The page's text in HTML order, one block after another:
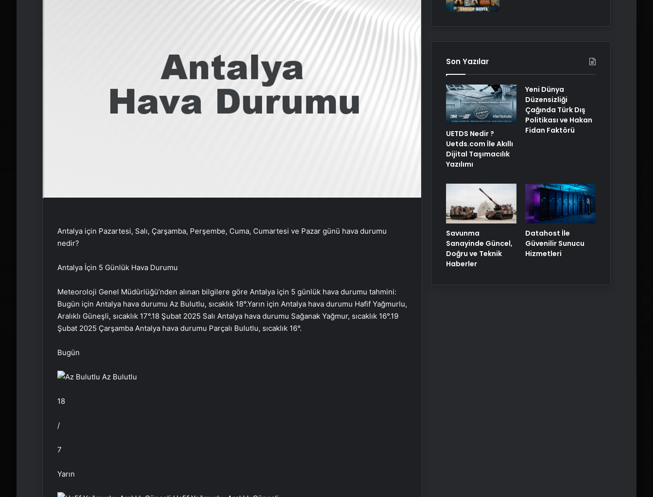
Antalya için Pazartesi, Salı, Çarşamba, Perşembe, Cuma, Cumartesi ve Pazar günü hava durumu
nedir?
Antalya İçin 5 Günlük Hava Durumu
Meteoroloji Genel Müdürlüğü’nden alınan bilgilere göre Antalya için 5 günlük hava durumu tahmini:
Bugün için Antalya hava durumu Az Bulutlu, sıcaklık 18°.Yarın için Antalya hava durumu Hafif Yağmurlu,
Aralıklı Güneşli, sıcaklık 17°.18 Şubat 2025 Salı Antalya hava durumu Sağanak Yağmur, sıcaklık 16°.19
Şubat 2025 ÇarşambaAntalya hava durumu Parçalı Bulutlu, sıcaklık 16°.
Bugün
Az Bulutlu
18
/
7
Yarın
Son Yazılar
UETDS Nedir ?
Uetds.com İle Akıllı
Dijital Taşımacılık
Yazılımı
Yeni Dünya
Düzensizliği
Çağında Türk Dış
Politikası ve Hakan
Fidan Faktörü
Savunma
Sanayinde Güncel,
Doğru ve Teknik
Haberler
Datahost İle
Güvenilir Sunucu
Hizmetleri